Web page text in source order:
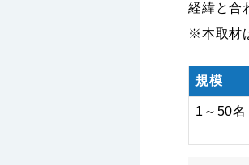
経緯と合
※本取材
規模
1～50名